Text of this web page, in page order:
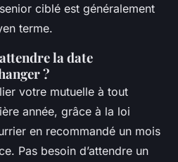
ciblé est généralement
terme.
la date
?
votre mutuelle à tout
année, grâce à la loi
en recommandé un mois
Pas besoin d’attendre un